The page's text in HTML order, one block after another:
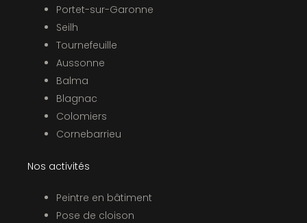
Portet-sur-Garonne
Seilh
Tournefeuille
Aussonne
Balma
Blagnac
Colomiers
Cornebarrieu
Nos activités
Peintre en bâtiment
Pose de cloison